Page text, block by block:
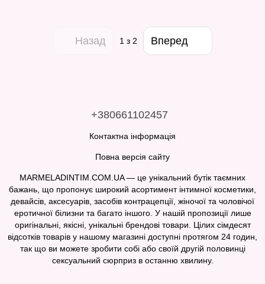
Назад 1з 2 Вперед
+380661102457
Контактна інформація
Повна версія сайту
MARMELADINTIM.COM.UA — це унікальний бутік таємних
бажань, що пропонує широкий асортимент інтимної косметики,
девайсів, аксесуарів, засобів контрацепції, жіночої та чоловічої
еротичної білизни та багато іншого. У нашій пропозиції лише
оригінальні, якісні, унікальні брендові товари. Цілих сімдесят
відсотків товарів у нашому магазині доступні протягом 24 годин,
так що ви можете зробити собі або своїй другій половинці
сексуальний сюрприз в останню хвилину.